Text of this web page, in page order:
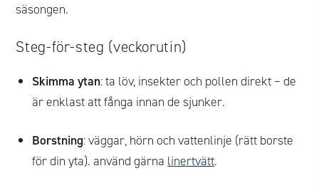
säsongen.
Steg-för-steg (veckorutin)
Skimma ytan: ta löv, insekter och pollen direkt – de
är enklast att fånga innan de sjunker.
Borstning: väggar, hörn och vattenlinje (rätt borste
för din yta). använd gärna linertvätt.